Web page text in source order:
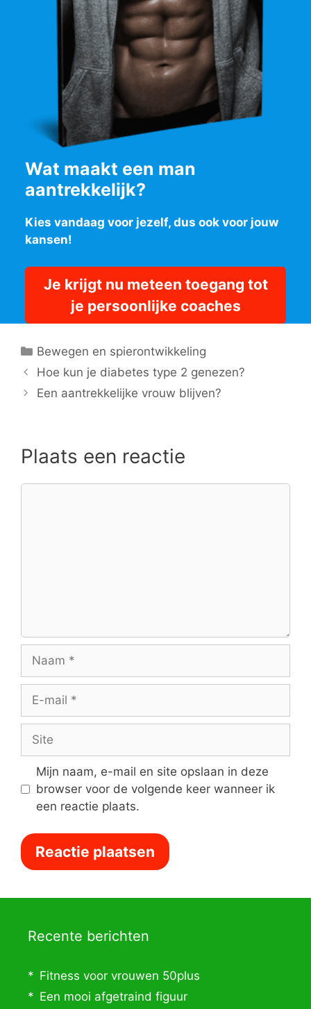
Wat maakt een man
aantrekkelijk?
Kies vandaag voor jezelf, dus ook voor jouw
kansen!
Je krijgt nu meteen toegang tot
je persoonlijke coaches
Categorieën
Bewegen en spierontwikkeling
Hoe kun je diabetes type 2 genezen?
Een aantrekkelijke vrouw blijven?
Plaats een reactie
Naam
Site
Mijn naam, e-mail en site opslaan in deze
browser voor de volgende keer wanneer ik
een reactie plaats.
Recente berichten
Fitness voor vrouwen 50plus
Een mooi afgetraind figuur